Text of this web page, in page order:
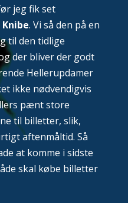
jeg fik set
. Vi så den på en
til den tidlige
der bliver der godt
Hellerupdamer
ikke nødvendigvis
pænt store
til billetter, slik,
aftenmåltid. Så
at komme i sidste
skal købe billetter